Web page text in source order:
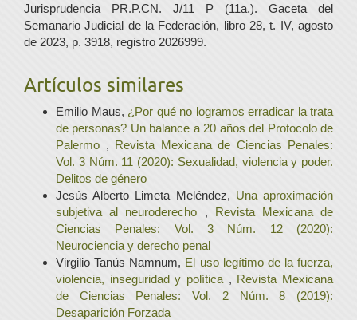
Jurisprudencia PR.P.CN. J/11 P (11a.). Gaceta del
Semanario Judicial de la Federación, libro 28, t. IV, agosto
de 2023, p. 3918, registro 2026999.
Artículos similares
Emilio Maus, ¿Por qué no logramos erradicar la trata
de personas? Un balance a 20 años del Protocolo de
Palermo , Revista Mexicana de Ciencias Penales:
Vol. 3 Núm. 11 (2020): Sexualidad, violencia y poder.
Delitos de género
Jesús Alberto Limeta Meléndez, Una aproximación
subjetiva al neuroderecho , Revista Mexicana de
Ciencias Penales: Vol. 3 Núm. 12 (2020):
Neurociencia y derecho penal
Virgilio Tanús Namnum, El uso legítimo de la fuerza,
violencia, inseguridad y política , Revista Mexicana
de Ciencias Penales: Vol. 2 Núm. 8 (2019):
Desaparición Forzada